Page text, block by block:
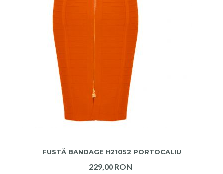
FUSTĂ BANDAGE H21052 PORTOCALIU
229,00 RON